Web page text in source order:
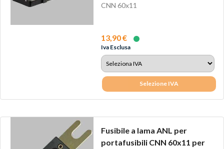
CNN 60x11
13,90 €
Iva Esclusa
Selezione IVA
Fusibile a lama ANL per
portafusibili CNN 60x11 per